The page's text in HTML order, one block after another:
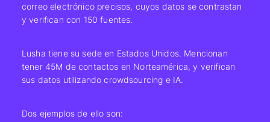
correo electrónico precisos, cuyos datos se contrastan
y verifican con 150 fuentes.
Lusha tiene su sede en Estados Unidos. Mencionan
tener 45M de contactos en Norteamérica, y verifican
sus datos utilizando crowdsourcing e IA.
Dos ejemplos de ello son: